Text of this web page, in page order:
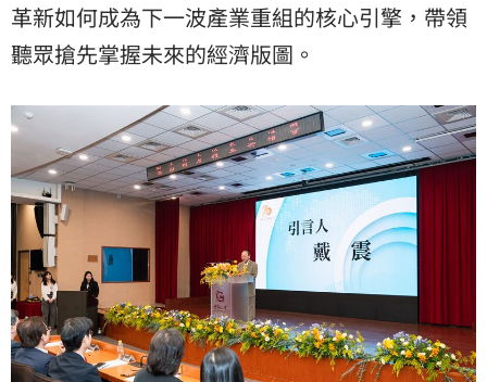
革新如何成為下一波產業重組的核心引擎，帶領
聽眾搶先掌握未來的經濟版圖。